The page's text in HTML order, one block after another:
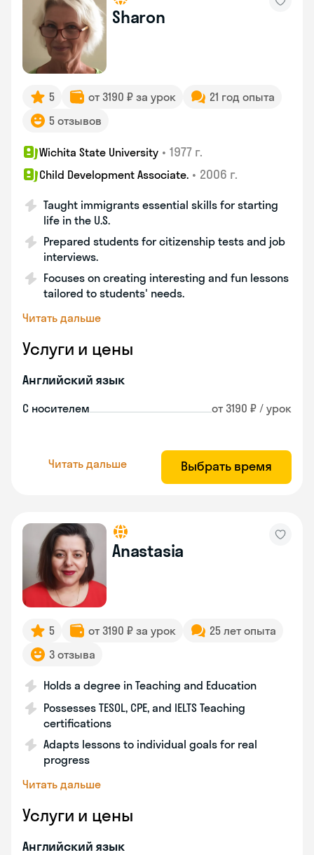
Sharon
5 от 3190 ₽ за урок
21 год опыта
5 отзывов
Wichita State University • 1977 г.
Child Development Associate. • 2006 г.
Taught immigrants essential skills for starting
life in the U.S.
Prepared students for citizenship tests and job
interviews.
Focuses on creating interesting and fun lessons
tailored to students' needs.
Читать дальше
Услуги и цены
Английский язык
С носителем от 3190 ₽ / урок
Читать дальше Выбрать время
Anastasia
5 от 3190 ₽ за урок
25 лет опыта
3 отзыва
Holds a degree in Teaching and Education
Possesses TESOL, CPE, and IELTS Teaching
certifications
Adapts lessons to individual goals for real
progress
Читать дальше
Услуги и цены
Английский язык